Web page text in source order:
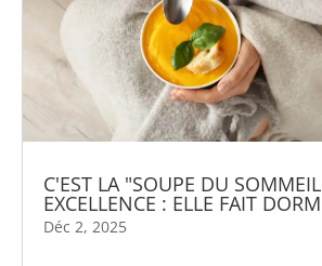
C'EST LA "SOUPE DU
EXCELLENCE : ELLE FAIT
Déc 2, 2025